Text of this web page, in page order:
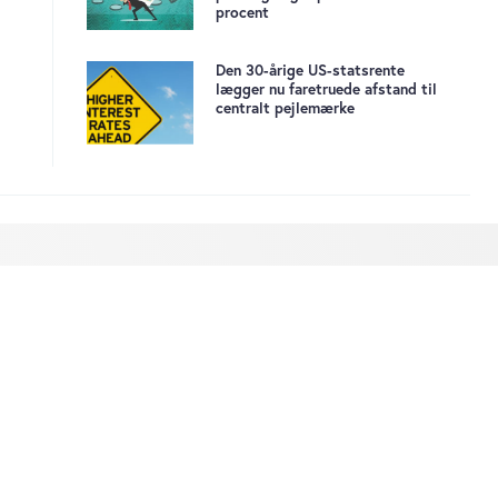
procent
Den 30-årige US-statsrente
lægger nu faretruede afstand til
centralt pejlemærke